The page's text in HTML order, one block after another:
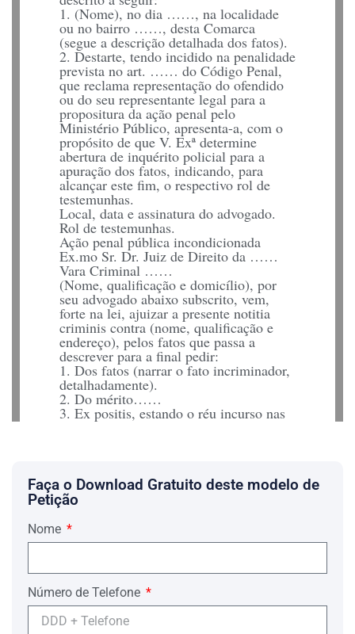
1. (Nome), no dia ……, na localidade
ou no bairro ……, desta Comarca
(segue a descrição detalhada dos fatos).
2. Destarte, tendo incidido na penalidade
prevista no art. …… do Código Penal,
que reclama representação do ofendido
ou do seu representante legal para a
propositura da ação penal pelo
Ministério Público, apresenta-a, com o
propósito de que V. Exª determine
abertura de inquérito policial para a
apuração dos fatos, indicando, para
alcançar este fim, o respectivo rol de
testemunhas.
Local, data e assinatura do advogado.
Rol de testemunhas.
Ação penal pública incondicionada
Ex.mo Sr. Dr. Juiz de Direito da ……
Vara Criminal ……
(Nome, qualificação e domicílio), por
seu advogado abaixo subscrito, vem,
forte na lei, ajuizar a presente notitia
criminis contra (nome, qualificação e
endereço), pelos fatos que passa a
descrever para a final pedir:
1. Dos fatos (narrar o fato incriminador,
detalhadamente).
2. Do mérito……
3. Ex positis, estando o réu incurso nas
penas do art. …… do Código Penal,
apuração de responsabilidade penal, na
forma da lei.
P. deferimento.
Local, data e assinatura do advogado.
Adiamento para oitiva do indiciado
Delegacia de Polícia……
(Nome, qualificação e domicílio), por
seu advogado abaixo subscrito, vem
requerer a V. Sª, em face do seu precário
estado de saúde (atestado anexo), a
Faça o Download Gratuito deste modelo de
Petição
Nome
Número de Telefone